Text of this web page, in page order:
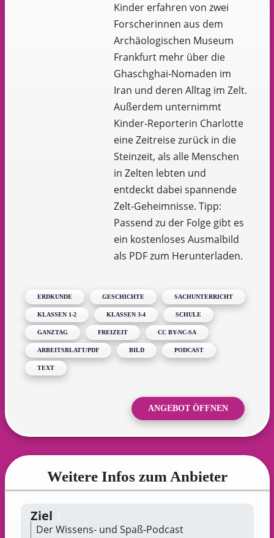
Kinder erfahren von zwei
Forscherinnen aus dem
Archäologischen Museum
Frankfurt mehr über die
Ghaschghai-Nomaden im
Iran und deren Alltag im Zelt.
Außerdem unternimmt
Kinder-Reporterin Charlotte
eine Zeitreise zurück in die
Steinzeit, als alle Menschen
in Zelten lebten und
entdeckt dabei spannende
Zelt-Geheimnisse. Tipp:
Passend zu der Folge gibt es
ein kostenloses Ausmalbild
als PDF zum Herunterladen.
ERDKUNDE GESCHICHTE SACHUNTERRICHT
KLASSEN 1-2 KLASSEN 3-4 SCHULE
GANZTAG FREIZEIT CC BY-NC-SA
ARBEITSBLATT/PDF BILD PODCAST
TEXT
ANGEBOT ÖFFNEN
Weitere Infos zum Anbieter
Ziel
Der Wissens- und Spaß-Podcast